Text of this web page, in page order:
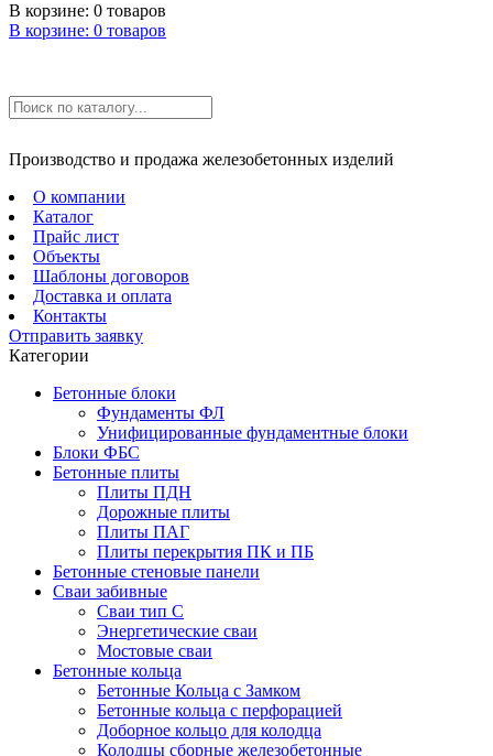
В корзине: 0 товаров
В корзине: 0 товаров
Производство и продажа железобетонных изделий
О компании
Каталог
Прайс лист
Объекты
Шаблоны договоров
Доставка и оплата
Контакты
Отправить заявку
Категории
Бетонные блоки
Фундаменты ФЛ
Унифицированные фундаментные блоки
Блоки ФБС
Бетонные плиты
Плиты ПДН
Дорожные плиты
Плиты ПАГ
Плиты перекрытия ПК и ПБ
Бетонные стеновые панели
Сваи забивные
Сваи тип С
Энергетические сваи
Mостовые сваи
Бетонные кольца
Бетонные Кольца с Замком
Бетонные кольца с перфорацией
Доборное кольцо для колодца
Колодцы сборные железобетонные